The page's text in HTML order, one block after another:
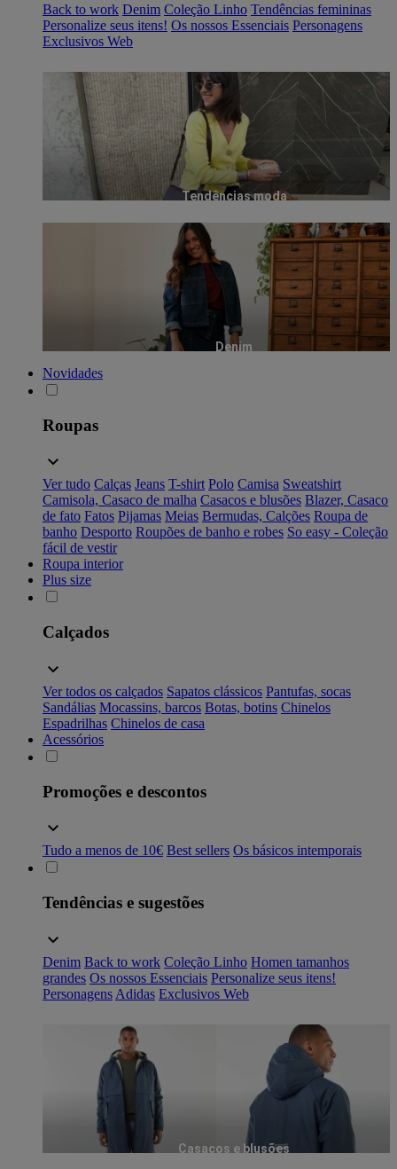
Back to work Denim Coleção Linho Tendências femininas
Personalize seus itens! Os nossos Essenciais Personagens
Exclusivos Web
Tendências moda
Denim
Novidades
Roupas
Ver tudo Calças Jeans T-shirt Polo Camisa Sweatshirt
Camisola, Casaco de malha Casacos e blusões Blazer, Casaco
de fato Fatos Pijamas Meias Bermudas, Calções Roupa de
banho Desporto Roupões de banho e robes So easy - Coleção
fácil de vestir
Roupa interior
Plus size
Calçados
Ver todos os calçados Sapatos clássicos Pantufas, socas
Sandálias Mocassins, barcos Botas, botins Chinelos
Espadrilhas Chinelos de casa
Acessórios
Promoções e descontos
Tudo a menos de 10€ Best sellers Os básicos intemporais
Tendências e sugestões
Denim Back to work Coleção Linho Homen tamanhos
grandes Os nossos Essenciais Personalize seus itens!
Personagens Adidas Exclusivos Web
Casacos e blusões